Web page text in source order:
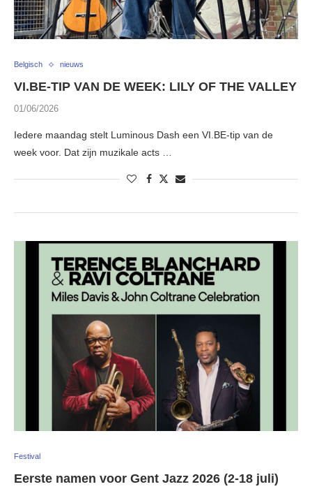
Belgisch nieuws
VI.BE-TIP VAN DE WEEK: LILY OF THE VALLEY
01/06/2026
Iedere maandag stelt Luminous Dash een VI.BE-tip van de
week voor. Dat zijn muzikale acts …
Festival
Eerste namen voor Gent Jazz 2026 (2-18 juli)